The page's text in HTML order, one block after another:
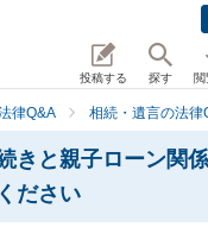
投稿する 探す
律Q&A 相続・遺言の法律
きと親子ローン関
ださい